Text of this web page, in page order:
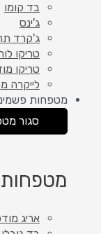
בד קומו
ג'ינס
ג'קרד
טריקו
טריקו
לייקרה
מטפחות
סגור
מטפחות
אריג